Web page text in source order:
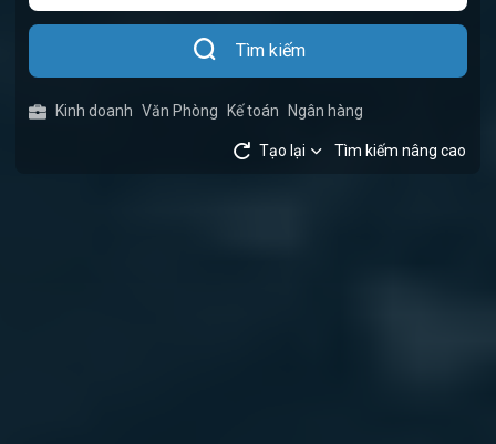
Tìm kiếm
Kinh doanh Văn Phòng Kế toán Ngân hàng
Tạo lại Tìm kiếm nâng cao